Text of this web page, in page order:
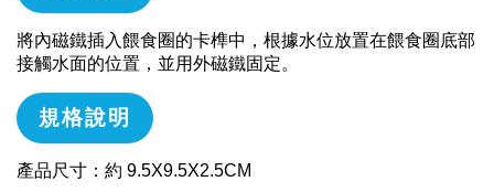
將內磁鐵插入餵食圈的卡榫中，根據水位放置在餵食圈底部
接觸水面的位置，並用外磁鐵固定。
規格說明
產品尺寸：約 9.5X9.5X2.5CM